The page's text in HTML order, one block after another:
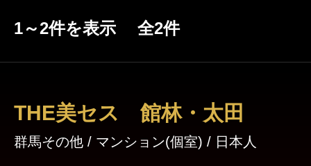
ギャラリー
1～2件を表示 全2件
THE美セス 館林・太田
群馬その他 / マンション(個室) / 日本人